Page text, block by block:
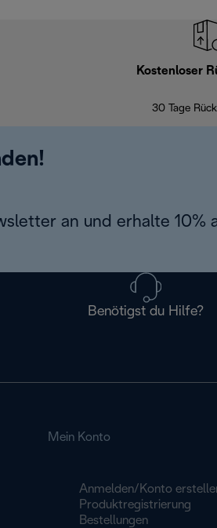
Kostenloser
30 Tage
an und erhalte 10%
Benötigst du Hilfe?
Mein Konto
Anmelden/Konto
Produktregistrierung
Bestellungen